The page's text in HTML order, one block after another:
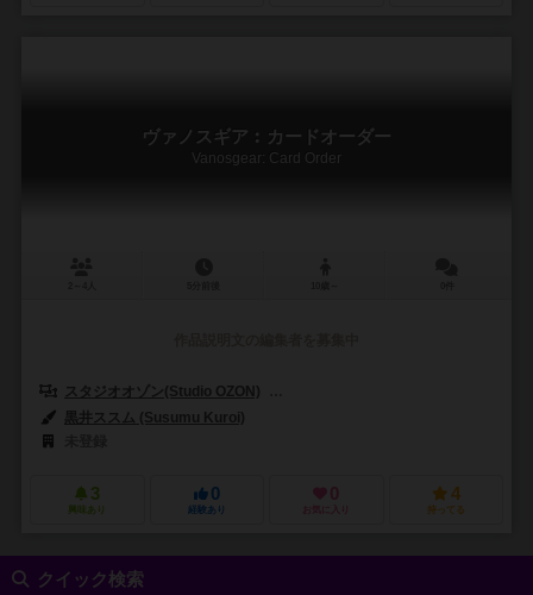
ヴァノスギア︰カードオーダー
Vanosgear: Card Order
スタジオオゾン(Studio OZON)
黒井ススム (Susumu Kuroi)
3
興味あり
0
経験あり
0
お気に入り
4
持ってる
クイック検索